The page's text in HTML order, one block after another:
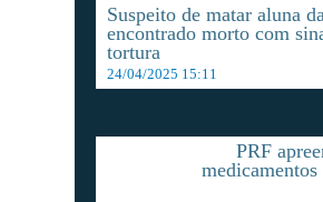
Suspeito de matar aluna
encontrado morto com
tortura
24/04/2025 15:11
PRF